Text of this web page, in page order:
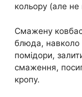
кольору (але
Смажену
блюда, навколо
помідори,
смаження,
кропу.